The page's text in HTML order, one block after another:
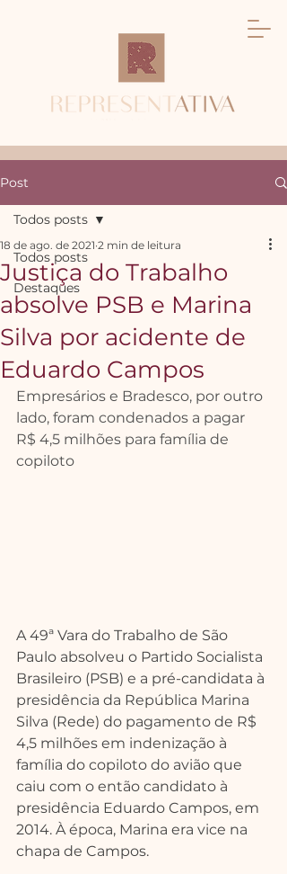
Post
Todos posts
Destaques
Todos posts
Justiça do Trabalho
absolve PSB e Marina
Silva por acidente de
Eduardo Campos
18 de ago. de 2021 2 min de leitura
Empresários e Bradesco, por outro
lado, foram condenados a pagar
R$ 4,5 milhões para família de
copiloto
A 49ª Vara do Trabalho de São
Paulo absolveu o Partido Socialista
Brasileiro (PSB) e a pré-candidata à
presidência da República Marina
Silva (Rede) do pagamento de R$
4,5 milhões em indenização à
família do copiloto do avião que
caiu com o então candidato à
presidência Eduardo Campos, em
2014. À época, Marina era vice na
chapa de Campos.